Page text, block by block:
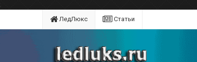
;
ЛедЛюкс
Статьи